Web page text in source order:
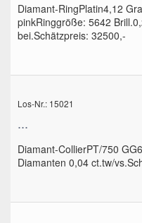
Diamant-RingPlatin4,12
pinkRinggröße: 5642
bei.Schätzpreis: 32500,-
Los-Nr.: 15021
...
Diamant-CollierPT/750
Diamanten 0,04 ct.tw/